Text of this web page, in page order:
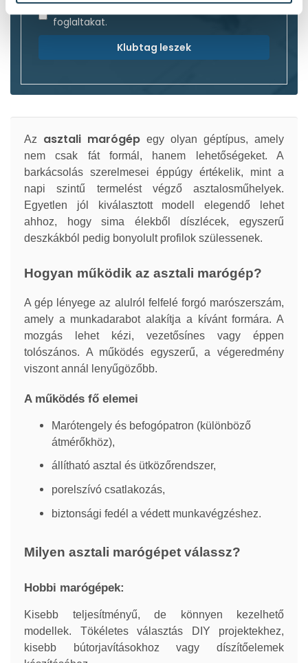
Elfogadom azadatvédelmi tájékoztatóban
foglaltakat.
Klubtag leszek
Az asztali marógép egy olyan géptípus, amely
nem csak fát formál, hanem lehetőségeket. A
barkácsolás szerelmesei éppúgy értékelik, mint a
napi szintű termelést végző asztalosműhelyek.
Egyetlen jól kiválasztott modell elegendő lehet
ahhoz, hogy sima élekből díszlécek, egyszerű
deszkákból pedig bonyolult profilok szülessenek.
Hogyan működik az asztali marógép?
A gép lényege az alulról felfelé forgó marószerszám,
amely a munkadarabot alakítja a kívánt formára. A
mozgás lehet kézi, vezetősínes vagy éppen
tolószános. A működés egyszerű, a végeredmény
viszont annál lenyűgözőbb.
A működés fő elemei
Marótengely és befogópatron (különböző
átmérőkhöz),
állítható asztal és ütközőrendszer,
porelszívó csatlakozás,
biztonsági fedél a védett munkavégzéshez.
Milyen asztali marógépet válassz?
Hobbi marógépek:
Kisebb teljesítményű, de könnyen kezelhető
modellek. Tökéletes választás DIY projektekhez,
kisebb bútorjavításokhoz vagy díszítőelemek